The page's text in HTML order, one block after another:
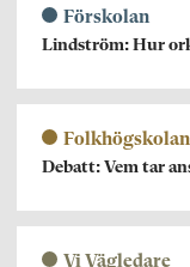
Förskolan
Lindström: Hur
Folkhögskolan
Debatt: Vem tar
Vi Vägledare